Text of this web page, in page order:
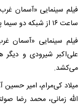
‌ساعت ۱۶ از شبکه‌ دو سیما پخش می‌شود.
فیلم سینمایی «آسمان
علی‌اکبر شیرودی و دیگر
می‌کشد.
میلاد کی‌مرام، امیر حسین
الله‌ زمانی، محمد رضا